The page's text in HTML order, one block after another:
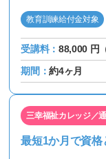
教育訓練給付金対象
受講料：88,000 円
期間：約4ヶ月
三幸福祉カレッジ／
最短1か月で資格